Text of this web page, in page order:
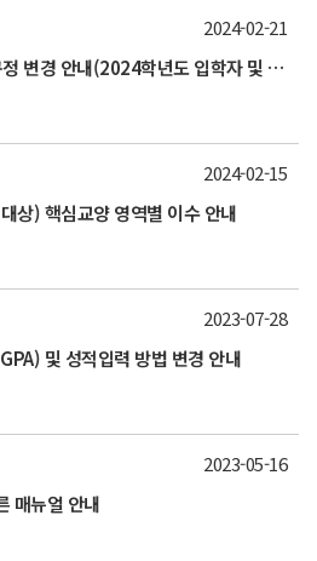
대학영어(기초영어) 이수규정 변경 안내(2024학년도 입학자 및 2024학년도 1학기부터 적용)
2024-02-21
상) 핵심교양 영역별 이수 안내
2024-02-15
및 성적입력 방법 변경 안내
2023-07-28
매뉴얼 안내
2023-05-16